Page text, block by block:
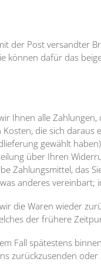
der Post versandter
können dafür das
Ihnen alle
die sich daraus
gewählt
über Ihren
Zahlungsmittel, das
anderes
die Waren wieder
der frühere
Fall spätestens
zurückzusenden